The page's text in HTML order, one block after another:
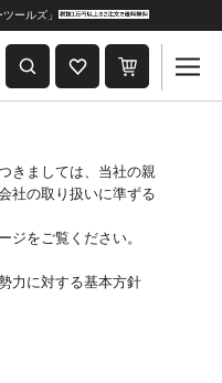
ールズ」
きましては、当社の親
社の取り扱いに準ずる
ジをご覧ください。
力に対する基本方針